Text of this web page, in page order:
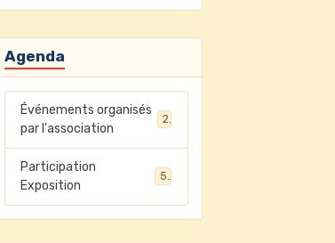
Agenda
Événements organisés
par l'association
2
Participation
Exposition
5